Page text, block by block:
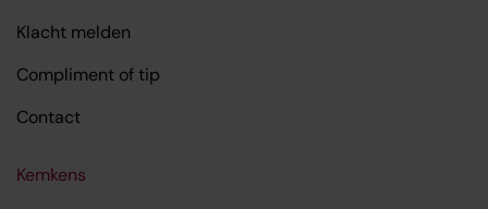
Klacht melden
Compliment of tip
Contact
Kemkens